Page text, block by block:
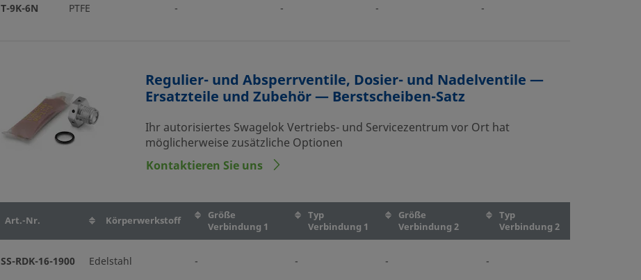
T-9K-6N PTFE - - - -
Regulier- und Absperrventile, Dosier- und Nadelventile —
Ersatzteile und Zubehör — Berstscheiben-Satz
Ihr autorisiertes Swagelok Vertriebs- und Servicezentrum vor Ort hat
möglicherweise zusätzliche Optionen
Kontaktieren Sie uns
Art.-Nr. Körperwerkstoff
Größe
Verbindung 1
Typ
Verbindung 1
Größe
Verbindung 2
Typ
Verbindung 2
SS-RDK-16-1900 Edelstahl - - - -